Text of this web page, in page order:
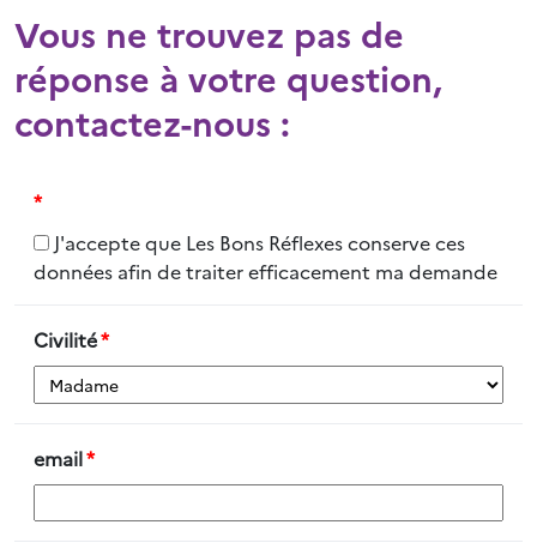
Vous ne trouvez pas de
réponse à votre question,
contactez-nous :
*
J'accepte que Les Bons Réflexes conserve ces
données afin de traiter efficacement ma demande
Civilité*
email*